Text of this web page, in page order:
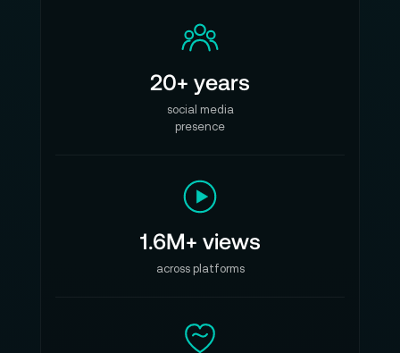
20+ years
social media
presence
1.6M+ views
across platforms